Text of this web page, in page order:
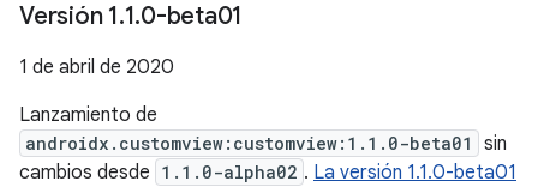
Versión 1.1.0-beta01
1 de abril de 2020
Lanzamiento de
androidx.customview:customview:1.1.0-beta01
sin
cambios desde 1.1.0-alpha02 . La versión 1.1.0-beta01